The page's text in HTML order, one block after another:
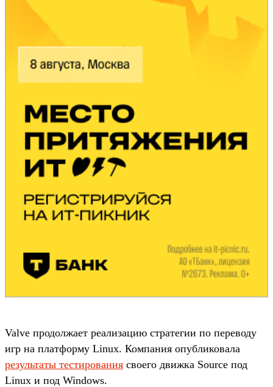
Valve продолжает реализацию стратегии по переводу
игр на платформу Linux. Компания опубликовала
результаты тестирования своего движка Source под
Linux и под Windows.